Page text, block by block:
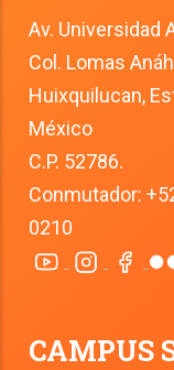
Av. Universidad
Col. Lomas
Huixquilucan,
México
C.P. 52786.
Conmutador:
0210
CAMPUS